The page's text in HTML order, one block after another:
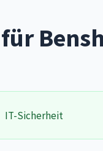
IT-Sicherheit